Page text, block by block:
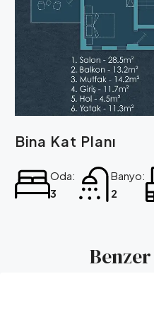
Bina Kat Planı
Oda:
3
Banyo:
2